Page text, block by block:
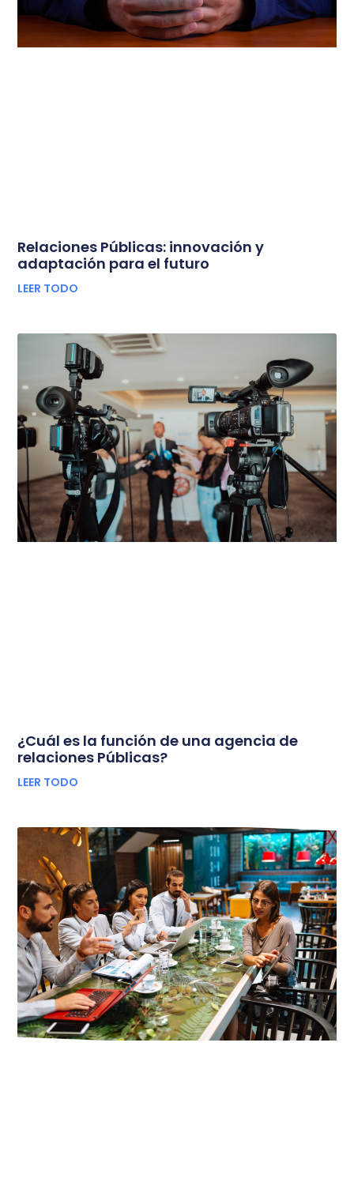
Relaciones Públicas: innovación y
adaptación para el futuro
LEER TODO
¿Cuál es la función de una agencia de
relaciones Públicas?
LEER TODO